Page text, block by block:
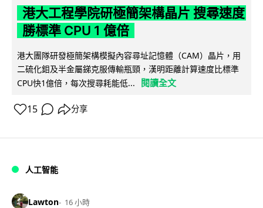
港大工程學院研極簡架構晶片 搜尋速度
勝標準 CPU 1 億倍
港大團隊研發極簡架構模擬內容尋址記憶體（CAM）晶片，用
二硫化鉬及半金屬銻克服傳輸瓶頸，漢明距離計算速度比標準
CPU快1億倍，每次搜尋耗能低...
閱讀全文
15 分享
人工智能
Lawton 16 小時